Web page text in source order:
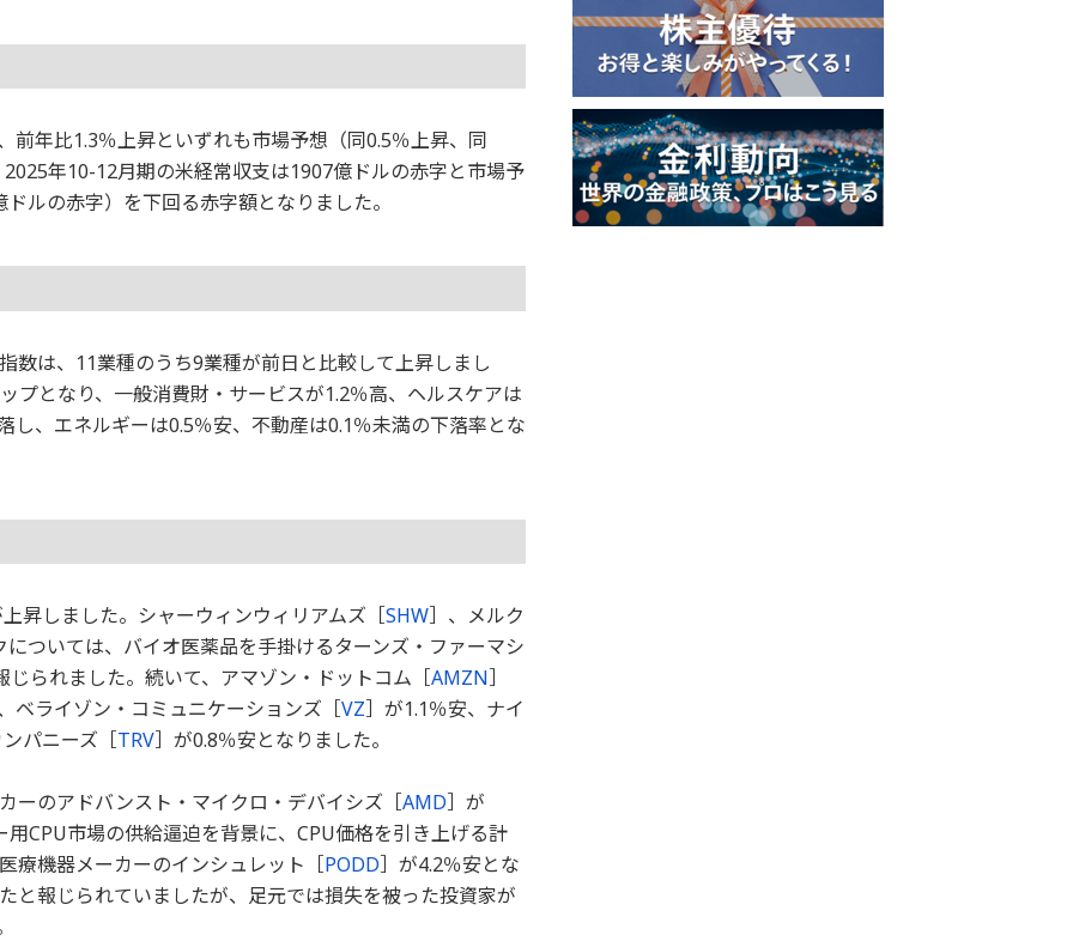
前年比1.3％上昇といずれも市場予想（同0.5％上昇、同
年10-12月期の米経常収支は1907億ドルの赤字と市場予
ルの赤字）を下回る赤字額となりました。
数は、11業種のうち9業種が前日と比較して上昇しまし
プとなり、一般消費財・サービスが1.2％高、ヘルスケアは
し、エネルギーは0.5％安、不動産は0.1％未満の下落率とな
昇しました。シャーウィンウィリアムズ［SHW］、メルク
ついては、バイオ医薬品を手掛けるターンズ・ファーマシ
じられました。続いて、アマゾン・ドットコム［AMZN］
ベライゾン・コミュニケーションズ［VZ］が1.1％安、ナイ
パニーズ［TRV］が0.8％安となりました。
ーのアドバンスト・マイクロ・デバイシズ［AMD］が
CPU市場の供給逼迫を背景に、CPU価格を引き上げる計
療機器メーカーのインシュレット［PODD］が4.2％安とな
と報じられていましたが、足元では損失を被った投資家が